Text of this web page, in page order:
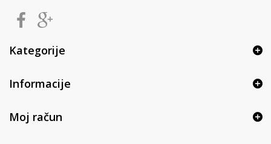
Kategorije
Informacije
Moj račun